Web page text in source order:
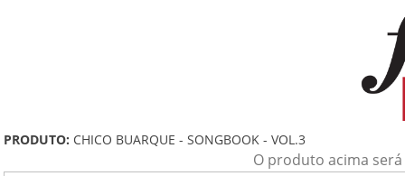
PRODUTO: CHICO BUARQUE - SONGBOOK - VOL.3
O produto acima